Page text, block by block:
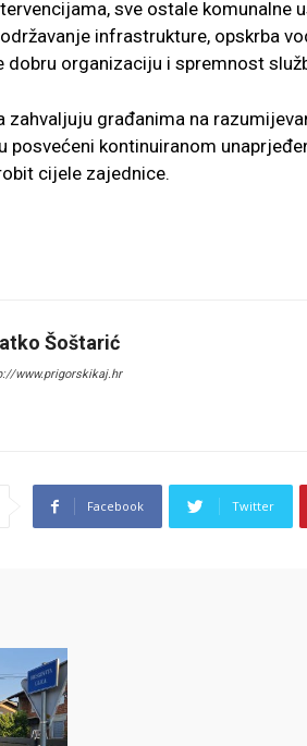
sve ostale komunalne
infrastrukture, opskrba
dobru organizaciju i spremnost
zahvaljuju građanima na
posvećeni kontinuiranom
cijele zajednice.
Šoštarić
www.prigorskikaj.hr
Facebook Twitter